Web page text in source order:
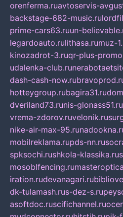
orenferma.ruavtoservis-
backstage-682-music.ru
prime-cars63.ruun-
legardoauto.rulithasa.rumuz-
kinozadrot-3.ruqr-plus-
udalenka-club.ru
dash-cash-now.ru
hotteygroup.rubagira31.ru
dveriland73.runis-glonass51.ru
vrema-zdorov.ruvelonik.ru
nike-air-max-95.ru
mobilreklama.rupds-nn.ru
spksochi.rushkola-klassika.ru
mosoblfencing.ru
iration.rudevanagari.ru
dk-tulamash.rus-dez-s.ru
asoftdoc.ruscifichannel.ru